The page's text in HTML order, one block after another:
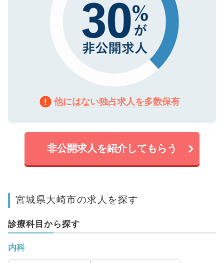
他にはない独占求人を多数保有
非公開求人を紹介してもらう
宮城県大崎市の求人を探す
診療科目から探す
内科